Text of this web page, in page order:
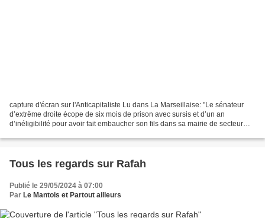
capture d'écran sur l'Anticapitaliste Lu dans La Marseillaise: "Le sénateur
d’extrême droite écope de six mois de prison avec sursis et d’un an
d’inéligibilité pour avoir fait embaucher son fils dans sa mairie de secteur
Tous les regards sur Rafah
Publié le 29/05/2024 à 07:00
Par Le Mantois et Partout ailleurs